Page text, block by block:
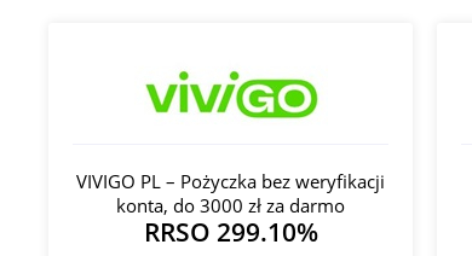
VIVIGO PL – Pożyczka bez weryfikacji
konta, do 3000 zł za darmo
RRSO 299.10%